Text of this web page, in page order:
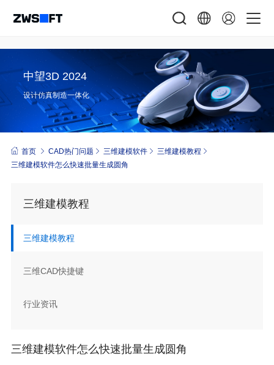
中望3D 2024
设计仿真制造一体化
首页 CAD热门问题 三维建模软件
三维建模教程
三维建模软件怎么快速批量生成圆角
三维建模教程
三维建模教程
三维CAD快捷键
行业资讯
三维建模软件怎么快速批量生成圆角